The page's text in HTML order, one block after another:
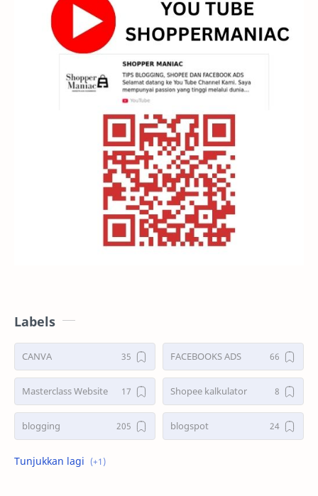
Labels
CANVA FACEBOOKS ADS
Masterclass Website Shopee kalkulator
blogging blogspot
shopee